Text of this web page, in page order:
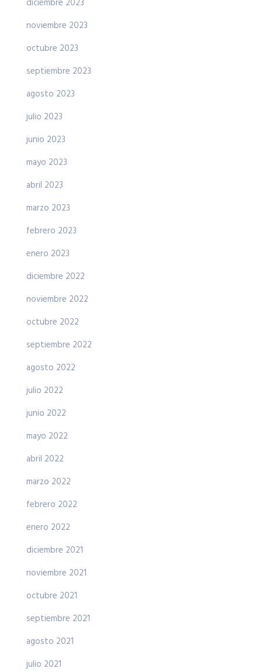
diciembre 2023
noviembre 2023
octubre 2023
septiembre 2023
agosto 2023
julio 2023
junio 2023
mayo 2023
abril 2023
marzo 2023
febrero 2023
enero 2023
diciembre 2022
noviembre 2022
octubre 2022
septiembre 2022
agosto 2022
julio 2022
junio 2022
mayo 2022
abril 2022
marzo 2022
febrero 2022
enero 2022
diciembre 2021
noviembre 2021
octubre 2021
septiembre 2021
agosto 2021
julio 2021